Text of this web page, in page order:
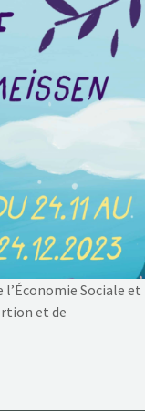
l’Économie Sociale et
et de